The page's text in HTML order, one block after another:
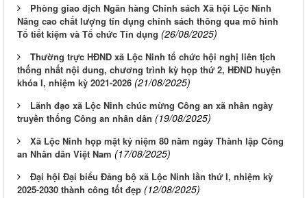
Phòng giao dịch Ngân hàng Chính sách Xã hội Lộc Ninh
Nâng cao chất lượng tín dụng chính sách thông qua mô hình
Tổ tiết kiệm và Tổ chức Tín dụng (26/08/2025)
Thường trực HĐND xã Lộc Ninh tổ chức hội nghị liên tịch
thống nhất nội dung, chương trình kỳ họp thứ 2, HĐND huyện
khóa I, nhiệm kỳ 2021-2026 (21/08/2025)
Lãnh đạo xã Lộc Ninh chúc mừng Công an xã nhân ngày
truyền thống Công an nhân dân (19/08/2025)
Xã Lộc Ninh họp mặt kỷ niệm 80 năm ngày Thành lập Công
an Nhân dân Việt Nam (17/08/2025)
Đại hội Đại biểu Đảng bộ xã Lộc Ninh lần thứ I, nhiệm kỳ
2025-2030 thành công tốt đẹp (12/08/2025)